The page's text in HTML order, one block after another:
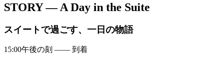
STORY— A Day in the Suite
スイートで過ごす、一日の物語
15:00午後の刻 —— 到着